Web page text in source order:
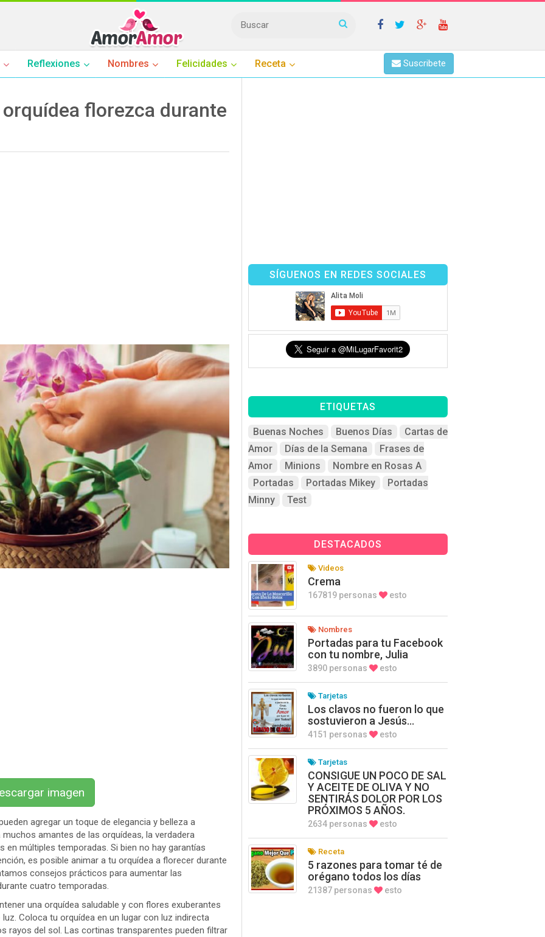
Reflexiones Nombres Felicidades Receta Suscribete
florezca durante
imagen
agregar un toque de elegancia y belleza a
amantes de las orquídeas, la verdadera
múltiples temporadas. Si bien no hay garantías
es posible animar a tu orquídea a florecer durante
consejos prácticos para aumentar las
cuatro temporadas.
una orquídea saludable y con flores exuberantes
Coloca tu orquídea en un lugar con luz indirecta
rayos del sol. Las cortinas transparentes pueden filtrar
SÍGUENOS EN REDES SOCIALES
ETIQUETAS
Buenas Noches Buenos Días
Cartas de
Amor
Días de la Semana
Frases de
Amor
Minions
Nombre en Rosas A
Portadas
Portadas Mikey
Portadas
Minny
Test
DESTACADOS
Videos
Crema
167819 personas esto
Nombres
Portadas para tu Facebook
con tu nombre, Julia
3890 personas esto
Tarjetas
Los clavos no fueron lo que
sostuvieron a Jesús…
4151 personas esto
Tarjetas
CONSIGUE UN POCO DE SAL
Y ACEITE DE OLIVA Y NO
SENTIRÁS DOLOR POR LOS
PRÓXIMOS 5 AÑOS.
2634 personas esto
Receta
5 razones para tomar té de
orégano todos los días
21387 personas esto